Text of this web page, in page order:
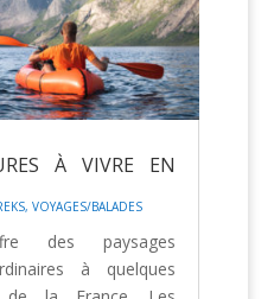
À VIVRE EN
, VOYAGES/BALADES
des paysages
à quelques